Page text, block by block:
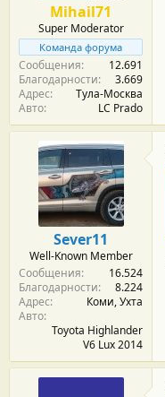
Mihail71
Super Moderator
Команда форума
Сообщения
12.691
Благодарности
3.669
Адрес
Тула-Москва
Авто
LC Prado
Sever11
Well-Known Member
Сообщения
16.524
Благодарности
8.224
Адрес
Коми, Ухта
Авто
Toyota Highlander
V6 Lux 2014